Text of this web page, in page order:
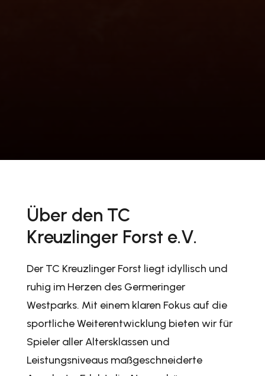
Über den TC
Kreuzlinger Forst e.V.
Der TC Kreuzlinger Forst liegt idyllisch und
ruhig im Herzen des Germeringer
Westparks. Mit einem klaren Fokus auf die
sportliche Weiterentwicklung bieten wir für
Spieler aller Altersklassen und
Leistungsniveaus maßgeschneiderte